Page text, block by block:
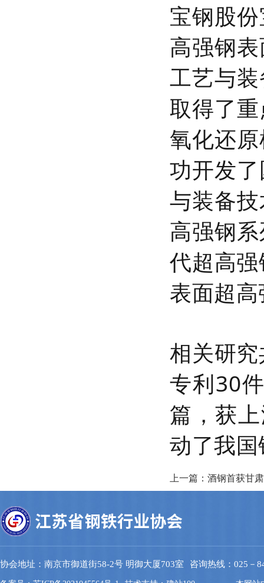
宝钢股
高强钢
工艺与
取得了
氧化还
功开发
与装备
高强钢
代超高
表面超
相关研
专利30
篇，获
动了我
上一篇：酒钢首获甘
协会地址：南京市御道街58-2号 明御大厦703室 咨询热线：025－